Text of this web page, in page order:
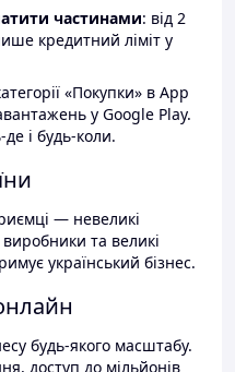
частинами: від 2
кредитний ліміт у
«Покупки» в App
у Google Play.
і будь-коли.
— невеликі
та великі
український бізнес.
будь-якого масштабу.
доступ до мільйонів